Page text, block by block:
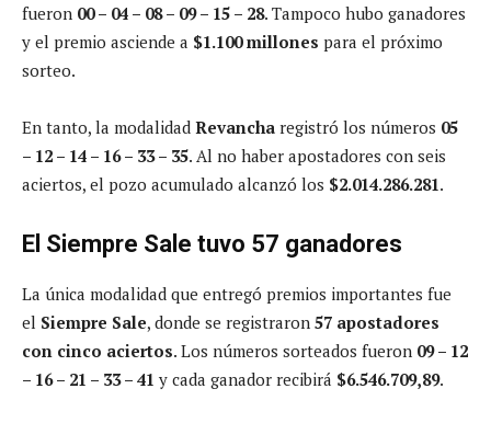
fueron 00 – 04 – 08 – 09 – 15 – 28. Tampoco hubo ganadores
y el premio asciende a $1.100 millones para el próximo
sorteo.
En tanto, la modalidad Revancha registró los números 05
– 12 – 14 – 16 – 33 – 35. Al no haber apostadores con seis
aciertos, el pozo acumulado alcanzó los $2.014.286.281.
El Siempre Sale tuvo 57 ganadores
La única modalidad que entregó premios importantes fue
el Siempre Sale, donde se registraron 57 apostadores
con cinco aciertos. Los números sorteados fueron 09 – 12
– 16 – 21 – 33 – 41 y cada ganador recibirá $6.546.709,89.